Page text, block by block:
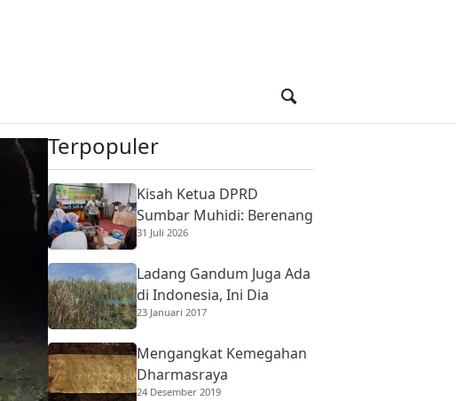
Terpopuler
Kisah Ketua DPRD
Sumbar Muhidi: Berenang
di Sungai Berbuaya Demi
Orang Tua
31 Juli 2026
Ladang Gandum Juga Ada
di Indonesia, Ini Dia
23 Januari 2017
Mengangkat Kemegahan
Dharmasraya
24 Desember 2019